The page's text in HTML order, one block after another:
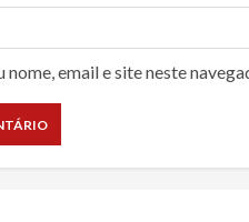
nome, email e site neste